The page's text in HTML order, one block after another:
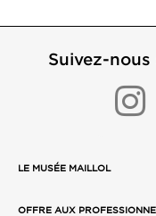
Suivez-
LE MUSÉE MAILLOL
OFFRE AUX